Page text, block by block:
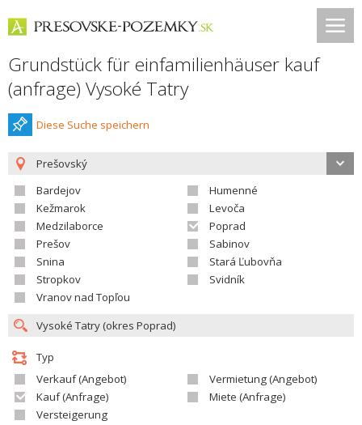
Grundstück für einfamilienhäuser kauf
(anfrage) Vysoké Tatry
Diese Suche speichern
Prešovský
Bardejov
Humenné
Kežmarok
Levoča
Medzilaborce
Poprad
Prešov
Sabinov
Snina
Stará Ľubovňa
Stropkov
Svidník
Vranov nad Topľou
Typ
Verkauf (Angebot)
Vermietung (Angebot)
Kauf (Anfrage)
Miete (Anfrage)
Versteigerung